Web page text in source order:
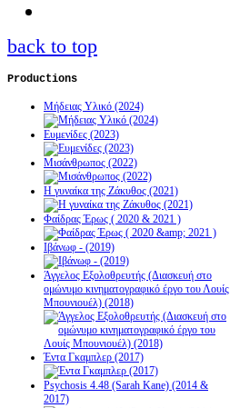
back to top
Productions
Μήδειας Υλικό (2024)
Ευμενίδες (2023)
Μισάνθρωπος (2022)
Η γυναίκα της Ζάκυθος (2021)
Φαίδρας Έρως ( 2020 & 2021 )
Ιβάνωφ - (2019)
Άγγελος Εξολοθρευτής (Διασκευή στο
ομώνυμο κινηματογραφικό έργο του Λουίς
Μπουνιουέλ) (2018)
Έντα Γκαμπλερ (2017)
Psychosis 4.48 (Sarah Kane) (2014 &
2017)